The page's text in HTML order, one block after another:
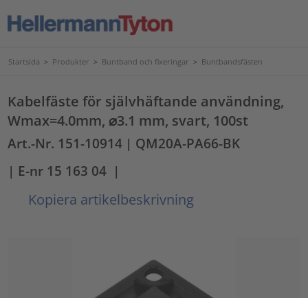
Startsida > Produkter > Buntband och fixeringar > Buntbandsfästen
Kabelfäste för självhäftande användning,
Wmax=4.0mm, ⌀3.1 mm, svart, 100st
Art.-Nr. 151-10914 | QM20A-PA66-BK
| E-nr 15 163 04 |
Kopiera artikelbeskrivning